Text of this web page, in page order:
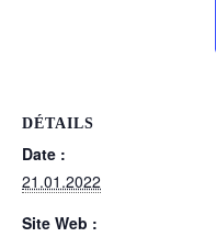
DÉTAILS
Date :
21.01.2022
Site Web :